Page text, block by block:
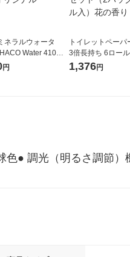
ネラルウォータ
Water 410ml
入）ラベルレス
円
トイレットペーパ
3倍長持ち 6ロール 75m 再
紙配合 スコッテ
1,376円
色● 調光（明るさ調節）